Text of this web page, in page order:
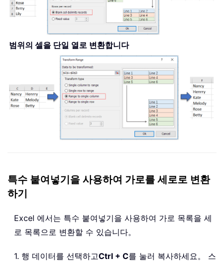
범위의 셀을 단일 열로 변환합니다
특수 붙여넣기을 사용하여 가로를 세로로 변환
하기
Excel 에서는 특수 붙여넣기을 사용하여 가로 목록을 세
로 목록으로 변환할 수 있습니다。
1. 행 데이터를 선택하고Ctrl + C를 눌러 복사하세요。 스